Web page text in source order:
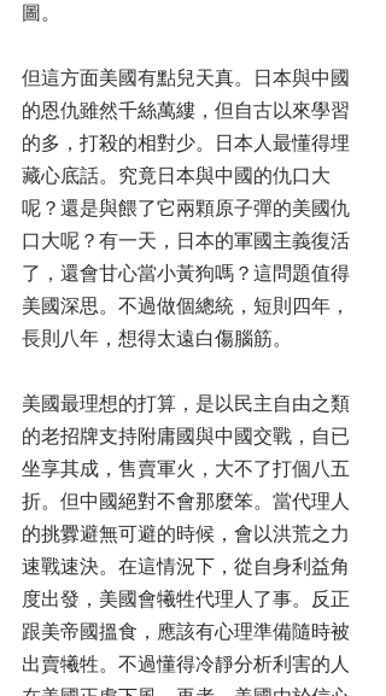
圖。
但這方面美國有點兒天真。日本與中國
的恩仇雖然千絲萬縷，但自古以來學習
的多，打殺的相對少。日本人最懂得埋
藏心底話。究竟日本與中國的仇口大
呢？還是與餵了它兩顆原子彈的美國仇
口大呢？有一天，日本的軍國主義復活
了，還會甘心當小黃狗嗎？這問題值得
美國深思。不過做個總統，短則四年，
長則八年，想得太遠白傷腦筋。
美國最理想的打算，是以民主自由之類
的老招牌支持附庸國與中國交戰，自已
坐享其成，售賣軍火，大不了打個八五
折。但中國絕對不會那麼笨。當代理人
的挑釁避無可避的時候，會以洪荒之力
速戰速決。在這情況下，從自身利益角
度出發，美國會犧牲代理人了事。反正
跟美帝國搵食，應該有心理準備隨時被
出賣犧牲。不過懂得冷靜分析利害的人